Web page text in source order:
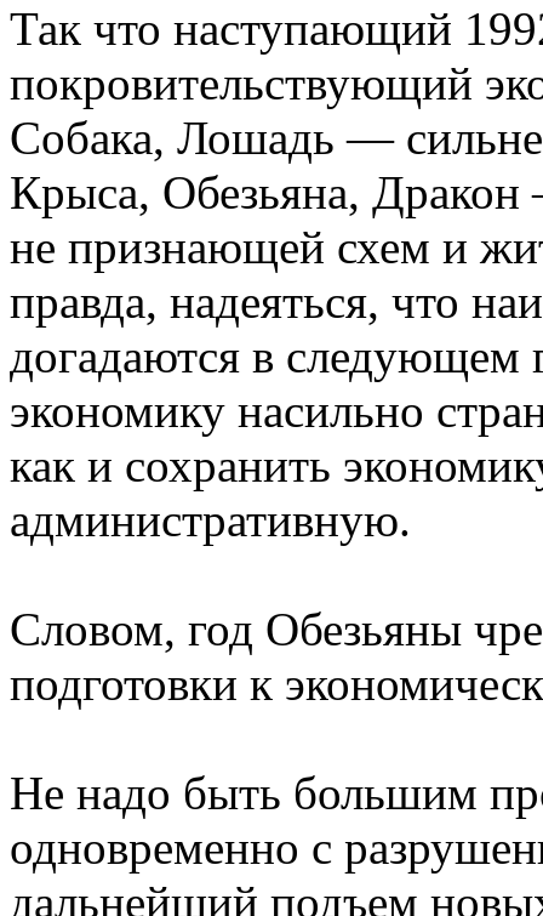
Так что наступающий
покровительствующий
Собака, Лошадь —
Крыса, Обезьяна,
не признающей схем и
правда, надеяться, что
догадаются в следующем
экономику насильно
как и сохранить
административную.
Словом, год Обезьяны
подготовки к
Не надо быть большим
одновременно с
дальнейший подъем